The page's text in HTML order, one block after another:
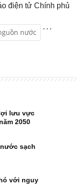
điện tử Chính phủ
, ,
nước
,
lưu vực
2050
sạch
với nguy